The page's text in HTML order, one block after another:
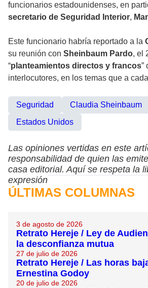
funcionarios estadounidenses, en
secretario de Seguridad Interior,
Este funcionario habría reportado a la
su reunión con Sheinbaum Pardo, el
“planteamientos directos y francos”
interlocutores, en los temas que a
Seguridad
Claudia Sheinbaum
Estados Unidos
Las opiniones vertidas en este
responsabilidad de quien las
casa editorial. Aquí se respeta la
expresión
ÚLTIMAS COLUMNAS
3 de agosto de 2026
Retrato Hereje / Ley de
la desconfianza mutua
27 de julio de 2026
Retrato Hereje / Las horas
Ernestina Godoy
20 de julio de 2026